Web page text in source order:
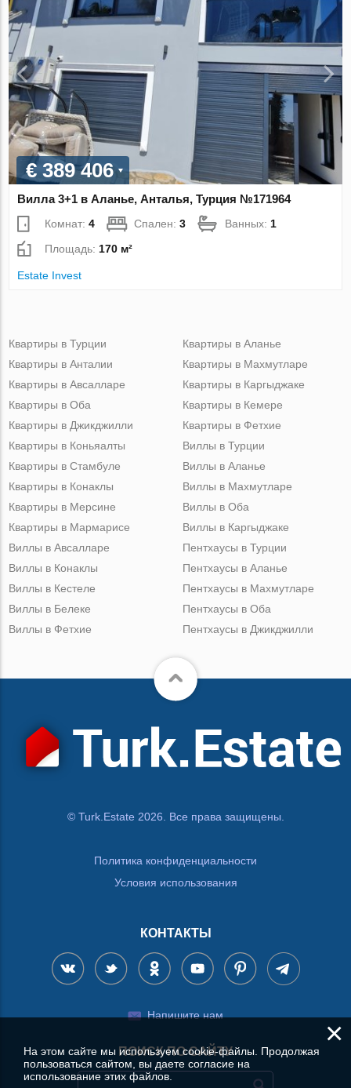
€ 389 406
Вилла 3+1 в Аланье, Анталья, Турция №171964
Комнат:4 Спален:3 Ванных: 1
Площадь: 170 м²
Estate Invest
Квартиры в Турции
Квартиры в Анталии
Квартиры в Авсалларе
Квартиры в Оба
Квартиры в Джикджилли
Квартиры в Аланье
Квартиры в Махмутларе
Квартиры в Каргыджаке
Квартиры в Кемере
Квартиры в Фетхие
Квартиры в Коньяалты
Квартиры в Стамбуле
Квартиры в Конаклы
Квартиры в Мерсине
Квартиры в Мармарисе
Виллы в Турции
Виллы в Аланье
Виллы в Махмутларе
Виллы в Оба
Виллы в Каргыджаке
Виллы в Авсалларе
Виллы в Конаклы
Виллы в Кестеле
Виллы в Белеке
Виллы в Фетхие
Пентхаусы в Турции
Пентхаусы в Аланье
Пентхаусы в Махмутларе
Пентхаусы в Оба
Пентхаусы в Джикджилли
© Turk.Estate 2026. Все права защищены.
Политика конфиденциальности
Условия использования
КОНТАКТЫ
Напишите нам
ПОИСК ПО САЙТУ
×
На этом сайте мы используем cookie-файлы. Продолжая
пользоваться сайтом, вы даете согласие на
использование этих файлов.